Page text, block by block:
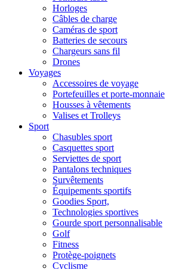
Horloges
Câbles de charge
Caméras de sport
Batteries de secours
Chargeurs sans fil
Drones
Voyages
Accessoires de voyage
Portefeuilles et porte-monnaie
Housses à vêtements
Valises et Trolleys
Sport
Chasubles sport
Casquettes sport
Serviettes de sport
Pantalons techniques
Survêtements
Équipements sportifs
Goodies Sport,
Technologies sportives
Gourde sport personnalisable
Golf
Fitness
Protège-poignets
Cyclisme